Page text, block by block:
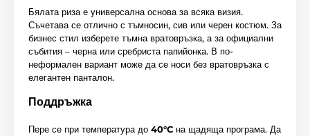
Бялата риза е универсална основа за всяка визия.
Съчетава се отлично с тъмносин, сив или черен костюм. За
бизнес стил изберете тъмна вратовръзка, а за официални
събития – черна или сребриста папийонка. В по-
неформален вариант може да се носи без вратовръзка с
елегантен панталон.
Поддръжка
Пере се при температура до 40°C на щадяща програма. Да